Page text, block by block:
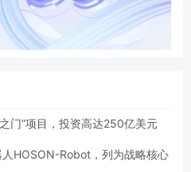
门”项目，投资高达250亿美元
HOSON-Robot，列为战略核心